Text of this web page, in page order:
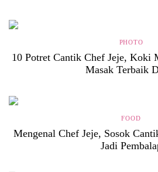
PHOTO
10 Potret Cantik Chef Jeje, Koki
Masak Terbaik
FOOD
Mengenal Chef Jeje, Sosok
Jadi